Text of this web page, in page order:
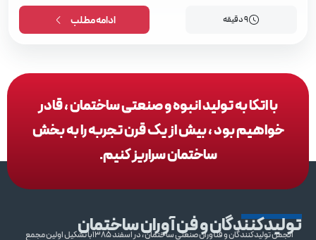
9 دقیقه ادامه مطلب
با اتکا به تولید انبوه و صنعتی ساختمان ، قادر
خواهیم بود ، بیش از یک قرن تجربه را به بخش
ساختمان سراریز کنیم.
تولیدکنندگان و فن آوران ساختمانانجمن تولیدکنندگان و فنآوران صنعتی ساختمان ، در اسفند 1385با تشکیل اولین مجمع